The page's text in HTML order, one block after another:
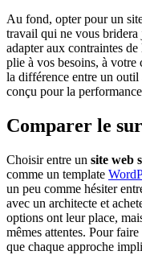
Au fond, opter pour un
travail qui ne vous bridera
adapter aux contraintes
plie à vos besoins, à votre
la différence entre un outil
conçu pour la
Comparer le
Choisir entre un site web
comme un template
un peu comme hésiter
avec un architecte et
options ont leur place,
mêmes attentes. Pour
que chaque approche